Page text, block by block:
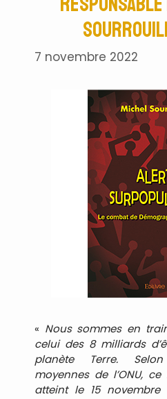
7 novembre 2022
« Nous sommes en
celui des 8 milliards
planète Terre.
moyennes de l’ONU,
atteint le 15 novembre